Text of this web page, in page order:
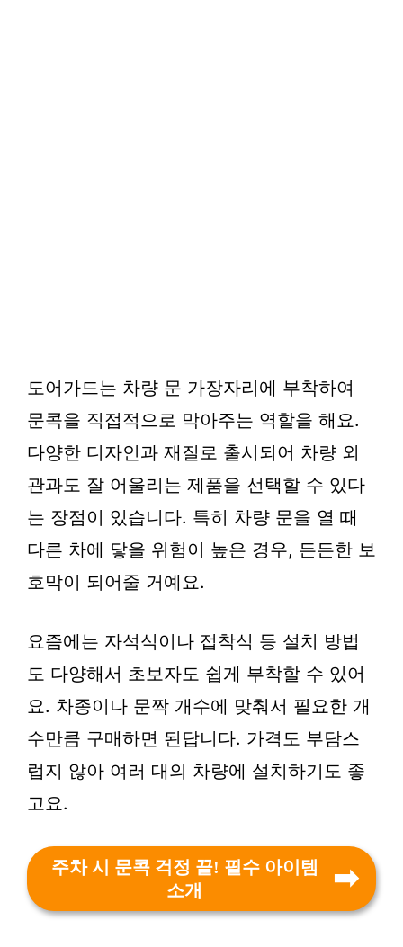
도어가드는 차량 문 가장자리에 부착하여
문콕을 직접적으로 막아주는 역할을 해요.
다양한 디자인과 재질로 출시되어 차량 외
관과도 잘 어울리는 제품을 선택할 수 있다
는 장점이 있습니다. 특히 차량 문을 열 때
다른 차에 닿을 위험이 높은 경우, 든든한 보
호막이 되어줄 거예요.
요즘에는 자석식이나 접착식 등 설치 방법
도 다양해서 초보자도 쉽게 부착할 수 있어
요. 차종이나 문짝 개수에 맞춰서 필요한 개
수만큼 구매하면 된답니다. 가격도 부담스
럽지 않아 여러 대의 차량에 설치하기도 좋
고요.
주차 시 문콕 걱정 끝! 필수 아이템
소개